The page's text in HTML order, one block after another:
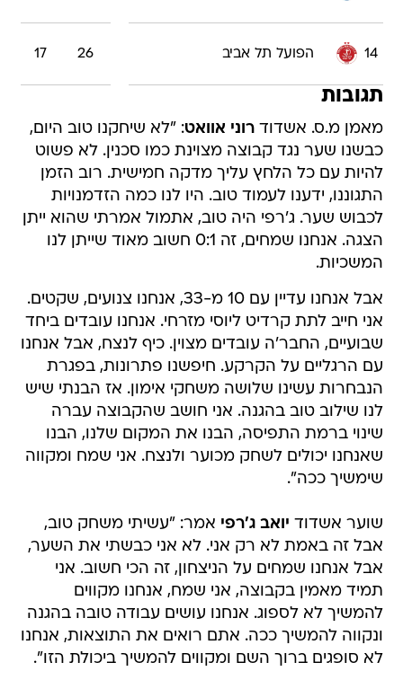
14 הפועל תל אביב 26
17
תגובות
מאמן מ.ס. אשדודרוני אוואט: "לא שיחקנו טוב היום,
כבשנו שער נגד קבוצה מצוינת כמו סכנין. לא פשוט
להיות עם כל הלחץ עליך מדקה חמישית. רוב הזמן
התגוננו, ידענו לעמוד טוב. היו לנו כמה הזדמנויות
לכבוש שער. ג'רפי היה טוב, אתמול אמרתי שהוא ייתן
הצגה. אנחנו שמחים, זה 0:1 חשוב מאוד שייתן לנו
המשכיות.
אבל אנחנו עדיין עם 10 מ-33, אנחנו צנועים, שקטים.
אני חייב לתת קרדיט ליוסי מזרחי. אנחנו עובדים ביחד
שבועיים, החבר'ה עובדים מצוין. כיף לנצח, אבל אנחנו
עם הרגליים על הקרקע. חיפשנו פתרונות, בפגרת
הנבחרות עשינו שלושה משחקי אימון. אז הבנתי שיש
לנו שילוב טוב בהגנה. אני חושב שהקבוצה עברה
שינוי ברמת התפיסה, הבנו את המקום שלנו, הבנו
שאנחנו יכולים לשחק מכוער ולנצח. אני שמח ומקווה
שימשיך ככה".
שוער אשדוד יואב ג'רפי אמר: "עשיתי משחק טוב,
אבל זה באמת לא רק אני. לא אני כבשתי את השער,
אבל אנחנו שמחים על הניצחון, זה הכי חשוב. אני
תמיד מאמין בקבוצה, אני שמח, אנחנו מקווים
להמשיך לא לספוג. אנחנו עושים עבודה טובה בהגנה
ונקווה להמשיך ככה. אתם רואים את התוצאות, אנחנו
לא סופגים ברוך השם ומקווים להמשיך ביכולת הזו".